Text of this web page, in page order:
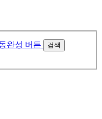
검색